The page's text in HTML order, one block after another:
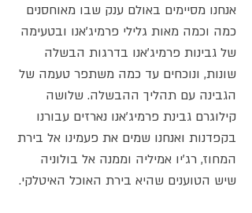
אנחנו מסיימים באולם ענק שבו מאוחסנים
כמה וכמה מאות גלילי פרמיג'אנו ובטעימה
של גבינות פרמיג'אנו בדרגות הבשלה
שונות, ונוכחים עד כמה משתפר טעמה של
הגבינה עם תהליך ההבשלה. שלושה
קילוגרם גבינת פרמיג'אנו נארזים עבורנו
בקפדנות ואנחנו שמים את פעמינו אל בירת
המחוז, רג'יו אמיליה וממנה אל בולוניה
שיש הטוענים שהיא בירת האוכל האיטלקי.